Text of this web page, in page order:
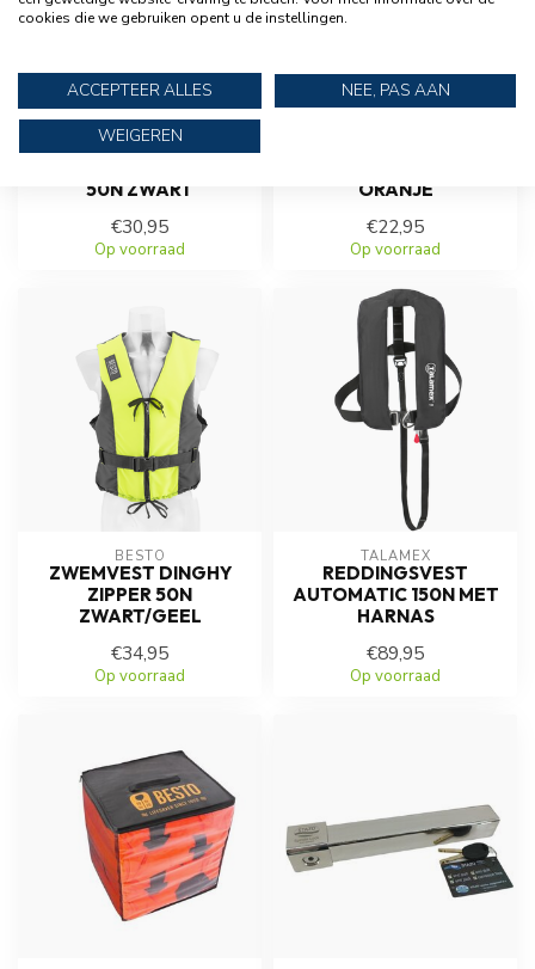
BESTO
50N ZWART
€30,95
Op voorraad
ORANJE
€22,95
Op voorraad
BESTO
ZWEMVEST DINGHY
ZIPPER 50N
ZWART/GEEL
€34,95
Op voorraad
TALAMEX
REDDINGSVEST
AUTOMATIC 150N MET
HARNAS
€89,95
Op voorraad
cookies die we gebruiken opent u de instellingen.
ACCEPTEER ALLES
NEE, PAS AAN
WEIGEREN